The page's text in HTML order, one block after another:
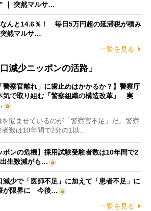
｜ 突然マルサ…
なんと14.6％！ 毎日5万円超の延滞税が積み
突然マルサ…
一覧を見る
減少ニッポンの活路」
警察官離れ」に歯止めはかかるか？】警察庁
気で取り組む「警察組織の構造改革」 実
悩ませているのが「警察官不足」だ。警察
数は10年間で2分の1以…
ポンの危機】採用試験受験者数は10年間で2
生数減がも…
減少で「医師不足」に加えて「患者不足」に
が限界に 今後…
一覧を見る